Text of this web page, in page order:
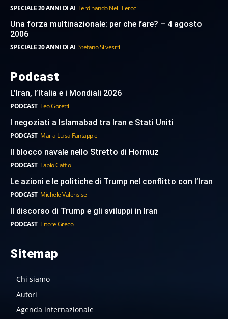
SPECIALE 20 ANNI DI AI Ferdinando Nelli Feroci
Una forza multinazionale: per che fare? – 4 agosto
2006
SPECIALE 20 ANNI DI AI Stefano Silvestri
Podcast
L’Iran, l’Italia e i Mondiali 2026
PODCAST Leo Goretti
I negoziati a Islamabad tra Iran e Stati Uniti
PODCAST Maria Luisa Fantappie
Il blocco navale nello Stretto di Hormuz
PODCAST Fabio Caffio
Le azioni e le politiche di Trump nel conflitto con l’Iran
PODCAST Michele Valensise
Il discorso di Trump e gli sviluppi in Iran
PODCAST Ettore Greco
Sitemap
Chi siamo
Autori
Agenda internazionale